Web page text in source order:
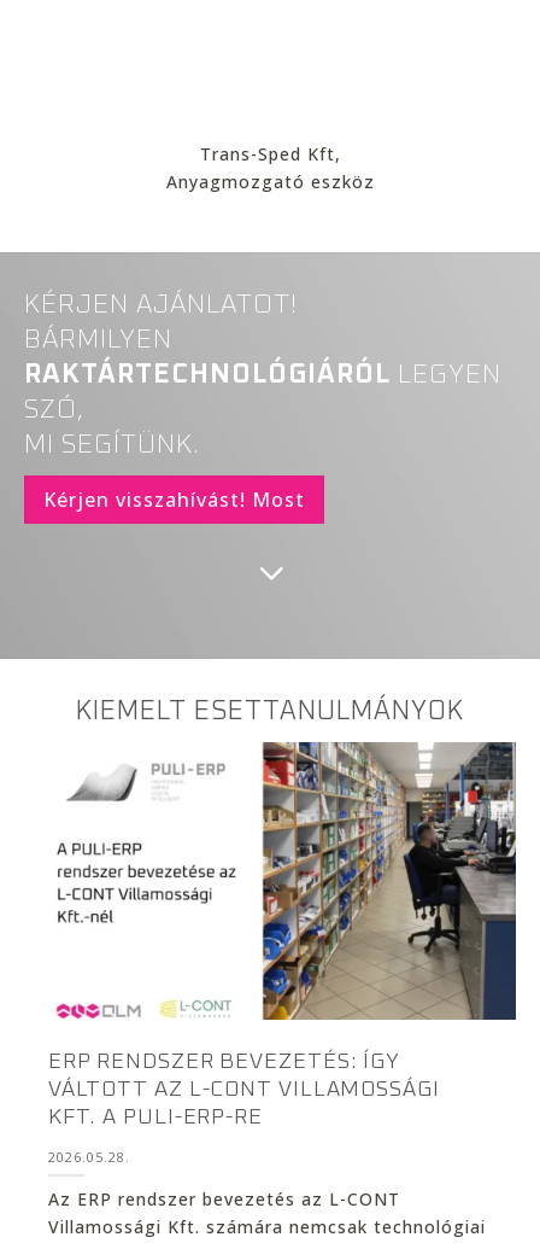
Trans-Sped Kft,
Anyagmozgató eszköz
KÉRJEN AJÁNLATOT!
BÁRMILYEN
RAKTÁRTECHNOLÓGIÁRÓL LEGYEN
SZÓ,
MI SEGÍTÜNK.
Kérjen visszahívást! Most
KIEMELT ESETTANULMÁNYOK
ERP RENDSZER BEVEZETÉS: ÍGY
VÁLTOTT AZ L-CONT VILLAMOSSÁGI
KFT. A PULI-ERP-RE
2026.05.28.
Az ERP rendszer bevezetés az L-CONT
Villamossági Kft. számára nemcsak technológiai